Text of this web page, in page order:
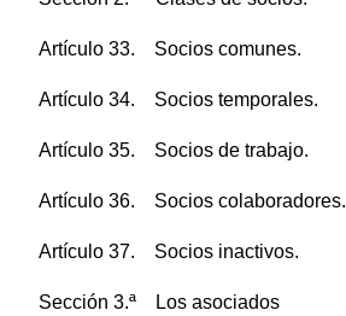
Artículo 33. Socios comunes.
Artículo 34. Socios temporales.
Artículo 35. Socios de trabajo.
Artículo 36. Socios colaboradores.
Artículo 37. Socios inactivos.
Sección 3.ª Los asociados